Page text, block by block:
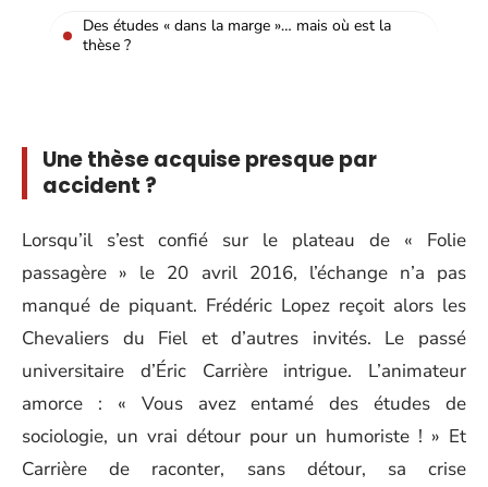
Des études « dans la marge »… mais où est la
thèse ?
Une thèse acquise presque par
accident ?
Lorsqu’il s’est confié sur le plateau de « Folie
passagère » le 20 avril 2016, l’échange n’a pas
manqué de piquant. Frédéric Lopez reçoit alors les
Chevaliers du Fiel et d’autres invités. Le passé
universitaire d’Éric Carrière intrigue. L’animateur
amorce : « Vous avez entamé des études de
sociologie, un vrai détour pour un humoriste ! » Et
Carrière de raconter, sans détour, sa crise